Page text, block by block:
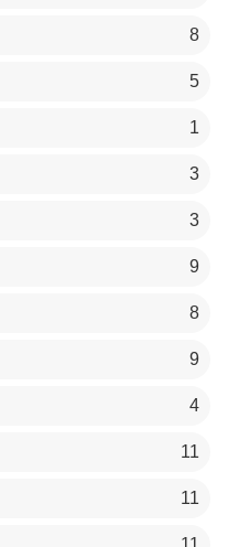
8
5
1
3
3
9
8
9
4
11
11